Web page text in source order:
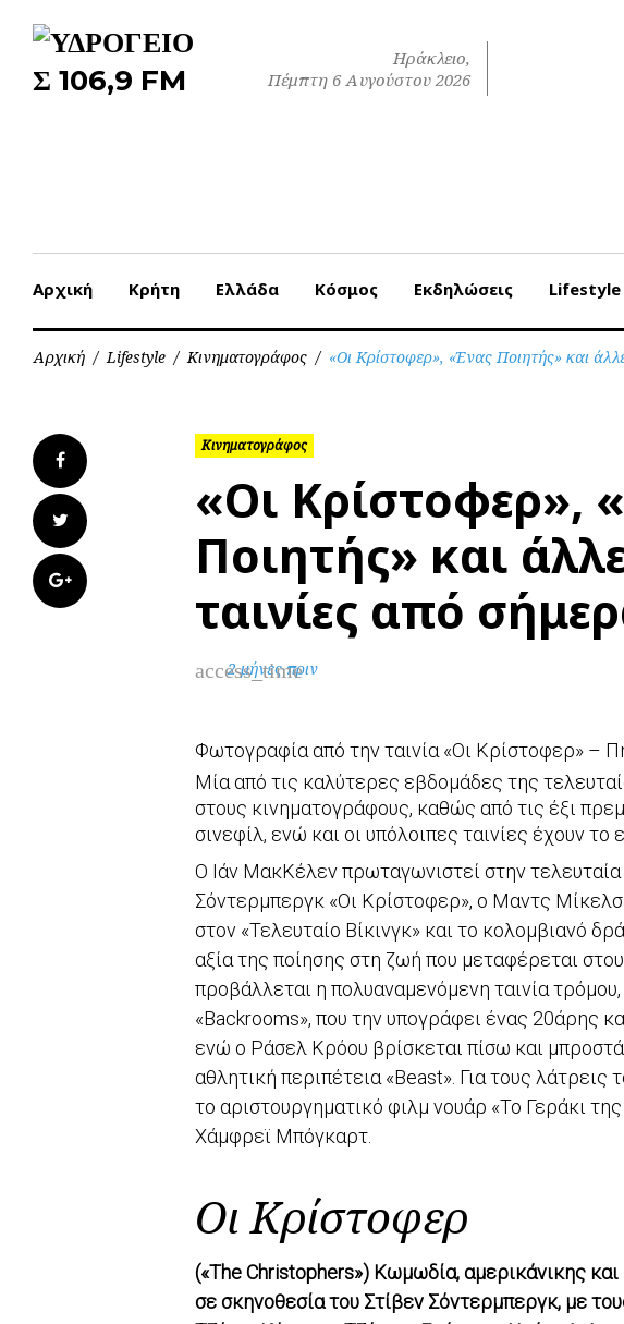
Ηράκλειο,
Πέμπτη 6 Αυγούστου 2026
Αρχική Κρήτη Ελλάδα Κόσμος Εκδηλώσεις Lifestyle
Αρχική / Lifestyle / Κινηματογράφος / «Οι Κρίστοφερ», «Ένας Ποιητής» και
Facebook
Twitter
Google+
Κινηματογράφος
«Οι Κρίστοφερ»,
Ποιητής» και
ταινίες από
access_time
2 μήνες πριν
Φωτογραφία από την ταινία «Οι Κρίστοφερ» –
Μία από τις καλύτερες εβδομάδες της
στους κινηματογράφους, καθώς από τις έξι
σινεφίλ, ενώ και οι υπόλοιπες ταινίες έχουν το
Ο Ιάν ΜακΚέλεν πρωταγωνιστεί στην τελευταία
Σόντερμπεργκ «Οι Κρίστοφερ», ο Μαντς
στον «Τελευταίο Βίκινγκ» και το κολομβιανό
αξία της ποίησης στη ζωή που μεταφέρεται
προβάλλεται η πολυαναμενόμενη ταινία
«Backrooms», που την υπογράφει ένας 20άρης
ενώ ο Ράσελ Κρόου βρίσκεται πίσω και
αθλητική περιπέτεια «Beast». Για τους λάτρεις
το αριστουργηματικό φιλμ νουάρ «Το Γεράκι
Χάμφρεϊ Μπόγκαρτ.
Οι Κρίστοφερ
(«The Christophers») Κωμωδία, αμερικάνικης
σε σκηνοθεσία του Στίβεν Σόντερμπεργκ, με